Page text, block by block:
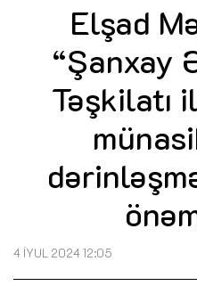
Elşad
“Şanxay
Təşkilatı
4 İYUL 2024 12:05